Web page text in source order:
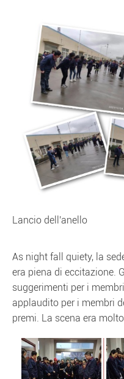
Lancio dell'anello
As night fall quiety, la
era piena di eccitazione.
suggerimenti per i
applaudito per i membri
premi. La scena era